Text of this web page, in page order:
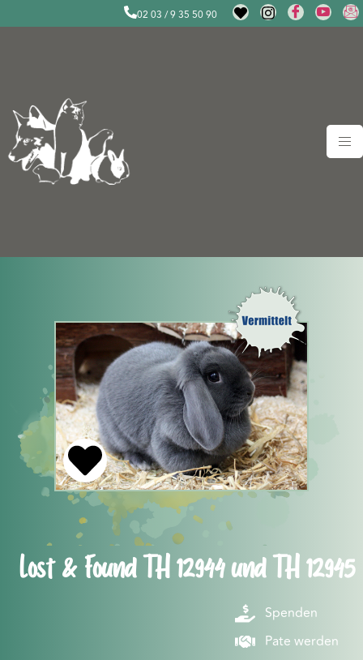
02 03 / 9 35 50 90
Lost & Found TH 12944 und TH 12945
Spenden
Pate werden